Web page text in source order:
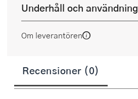
Underhåll och användning
Om leverantören
Recensioner (0)